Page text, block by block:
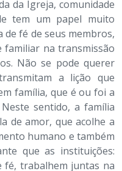
da Igreja, comunidade
tem um papel muito
fé de seus membros,
familiar na transmissão
Não se pode querer
a lição que
família, que é ou foi a
sentido, a família
de amor, que acolhe a
humano e também
que as instituições:
fé, trabalhem juntas na